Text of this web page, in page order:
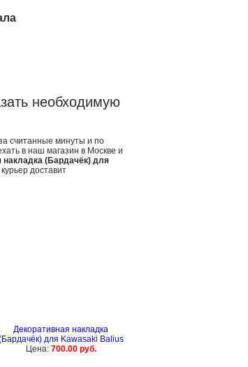
необходимую
считанные минуты и по
в наш магазин в Москве и
накладка (Бардачёк) для
курьер доставит
Декоративная накладка
для Kawasaki Balius
Цена: 700.00 руб.